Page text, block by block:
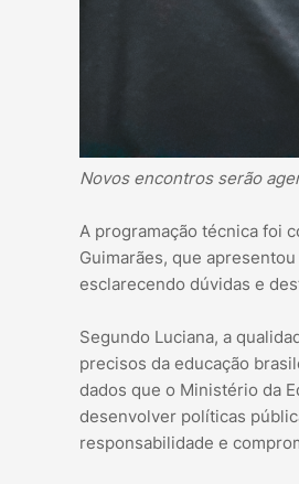
Novos encontros serão
A programação técnica foi
Guimarães, que
esclarecendo dúvidas e
Segundo Luciana, a
precisos da educação
dados que o Ministério da
desenvolver políticas
responsabilidade e